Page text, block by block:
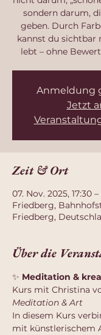
sondern darum,
geben. Durch
kannst du sichtbar
lebt – ohne
Anmeldung
Jetzt
Zeit & Ort
07. Nov. 2025, 17:30
Friedberg,
Friedberg,
Über die
✨ Meditation &
Kurs mit Christina
Meditation & Art
In diesem Kurs
mit künstlerischem